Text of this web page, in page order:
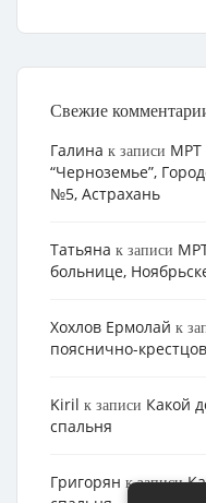
Свежие
Галина к записи МРТ
“Черноземье”,
№5, Астрахань
Татьяна к записи
больнице,
Хохлов Ермолай к
пояснично-
Kiril к записи Какой
спальня
Григорян к записи